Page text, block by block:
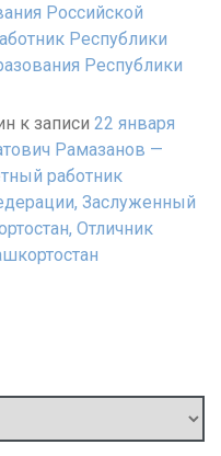
Российской
Республики
Республики
к записи 22 января
Рамазанов —
работник
Заслуженный
Отличник